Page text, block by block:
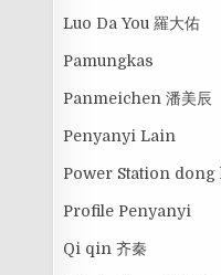
Luo Da You 羅大佑
Pamungkas
Panmeichen 潘美辰
Penyanyi Lain
Power Station dong
Profile Penyanyi
Qi qin 齐秦